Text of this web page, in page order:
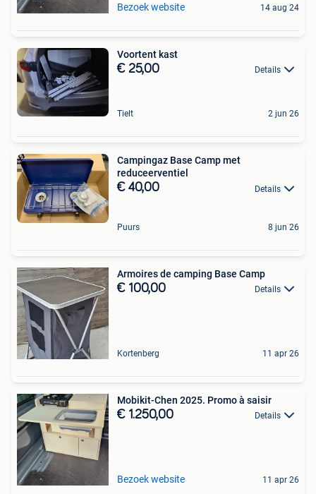
Bezoek website 14 aug 24
Voortent kast
€ 25,00 Details
Tielt 2 jun 26
Campingaz Base Camp met
reduceerventiel
€ 40,00 Details
Puurs 8 jun 26
Armoires de camping Base Camp
€ 100,00 Details
Kortenberg 11 apr 26
Mobikit-Chen 2025. Promo à saisir
€ 1.250,00 Details
Bezoek website 11 apr 26